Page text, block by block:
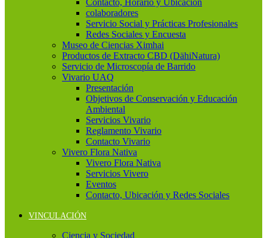
Contacto, Horario y Ubicación
colaboradores
Servicio Social y Prácticas Profesionales
Redes Sociales y Encuesta
Museo de Ciencias Ximhai
Productos de Extracto CBD (DähiNatura)
Servicio de Microscopía de Barrido
Vivario UAQ
Presentación
Objetivos de Conservación y Educación
Ambiental
Servicios Vivario
Reglamento Vivario
Contacto Vivario
Vivero Flora Nativa
Vivero Flora Nativa
Servicios Vivero
Eventos
Contacto, Ubicación y Redes Sociales
VINCULACIÓN
Ciencia y Sociedad